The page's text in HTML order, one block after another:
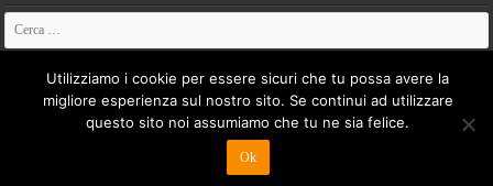
Utilizziamo i cookie per essere sicuri che tu possa avere la
migliore esperienza sul nostro sito. Se continui ad utilizzare
questo sito noi assumiamo che tu ne sia felice.
Ok